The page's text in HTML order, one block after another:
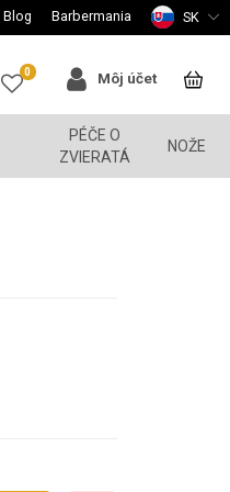
Blog Barbermania SK
0 Môj účet
PÉČE O
ZVIERATÁ
NOŽE